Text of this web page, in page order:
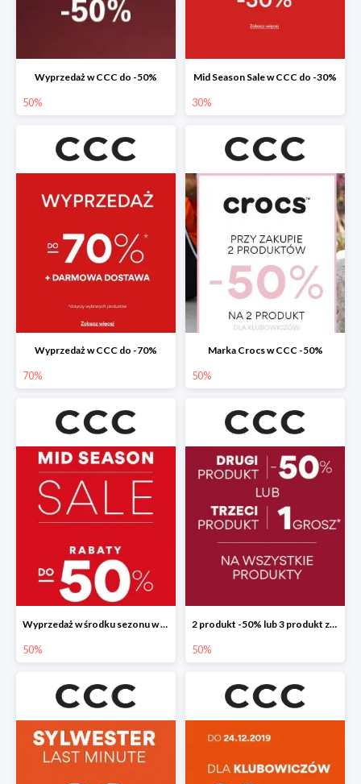
Wyprzedaż w CCC do -50%
50%
Mid Season Sale w CCC do -30%
30%
Wyprzedaż w CCC do -70%
70%
Marka Crocs w CCC -50%
50%
Wyprzedaż w środku sezonu w CCC do -50%
50%
2 produkt -50% lub 3 produkt za 1 grosz
50%